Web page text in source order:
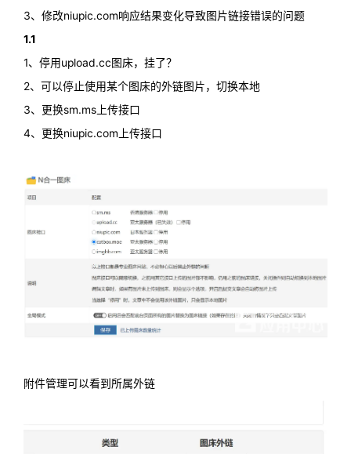
3、修改niupic.com响应结果变化导致图片链接错误的问题
1.1
1、停用upload.cc图床，挂了？
2、可以停止使用某个图床的外链图片，切换本地
3、更换sm.ms上传接口
4、更换niupic.com上传接口
附件管理可以看到所属外链